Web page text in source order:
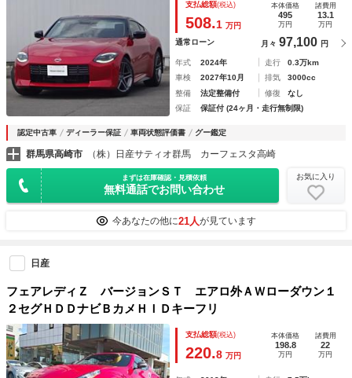
ＥＤヘッドランプ アルミホイール １オーナー フルセグＴ
支払総額(税込)
508.1 万円
本体価格
495
万円
諸費用
13.1
万円
通常ローン 月々 97,100 円
年式 2024年 走行
0.3万km
車検
2027年10月 排気
3000cc
整備
法定整備付 修復
なし
保証
保証付 (24ヶ月・走行無制限)
認定中古車 ディーラー保証 車両状態評価書 グー鑑定
群馬県高崎市 （株）日産サティオ群馬 カーフェスタ高崎
まずは在庫確認・見積依頼
無料通話でお問い合わせ
お気に入り
今あなたの他に21人が見ています
日産
フェアレディＺ バージョンＳＴ エアロ外ＡＷローダウン１
２セグＨＤＤナビＢカメＨＩＤキーフリ
支払総額(税込)
220.8 万円
本体価格
198.8
万円
諸費用
22
万円